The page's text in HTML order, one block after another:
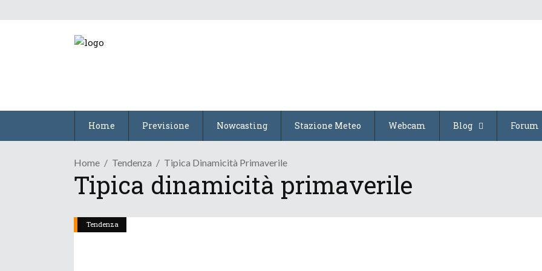
Home Previsione Nowcasting Stazione Meteo Webcam Blog Forum
Home Tendenza Tipica Dinamicità Primaverile
Tipica dinamicità primaverile
Tendenza